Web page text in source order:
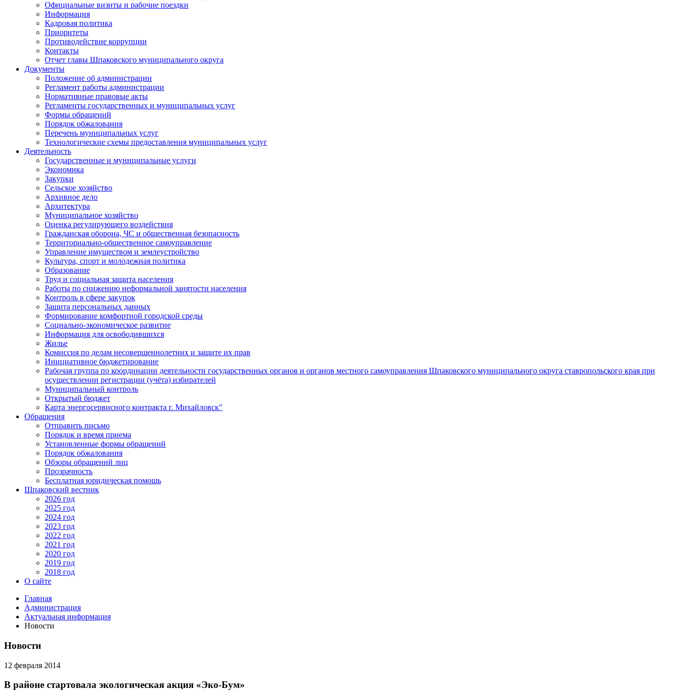
Официальные визиты и рабочие поездки
Информация
Кадровая политика
Приоритеты
Противодействие коррупции
Контакты
Отчет главы Шпаковского муниципального округа
Документы
Положение об администрации
Регламент работы администрации
Нормативные правовые акты
Регламенты государственных и муниципальных услуг
Формы обращений
Порядок обжалования
Перечень муниципальных услуг
Технологические схемы предоставления муниципальных услуг
Деятельность
Государственные и муниципальные услуги
Экономика
Закупки
Сельское хозяйство
Архивное дело
Архитектура
Муниципальное хозяйство
Оценка регулирующего воздействия
Гражданская оборона, ЧС и общественная безопасность
Территориально-общественное самоуправление
Управление имуществом и землеустройство
Культура, спорт и молодежная политика
Образование
Труд и социальная защита населения
Работы по снижению неформальной занятости населения
Контроль в сфере закупок
Защита персональных данных
Формирование комфортной городской среды
Социально-экономическое развитие
Информация для освободившихся
Жилье
Комиссия по делам несовершеннолетних и защите их прав
Инициативное бюджетирование
Рабочая группа по координации деятельности государственных органов и органов местного самоуправления Шпаковского муниципального округа ставропольского края при
осуществлении регистрации (учёта) избирателей
Муниципальный контроль
Открытый бюджет
Карта энергосервисного контракта г. Михайловск"
Обращения
Отправить письмо
Порядок и время приема
Установленные формы обращений
Порядок обжалования
Обзоры обращений лиц
Прозрачность
Бесплатная юридическая помощь
Шпаковский вестник
2026 год
2025 год
2024 год
2023 год
2022 год
2021 год
2020 год
2019 год
2018 год
О сайте
Главная
Администрация
Актуальная информация
Новости
Новости
12 февраля 2014
В районе стартовала экологическая акция «Эко-Бум»